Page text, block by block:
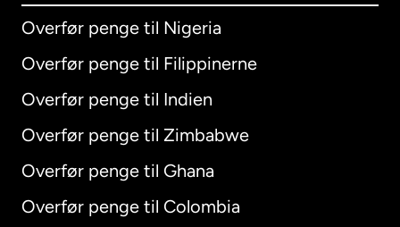
Overfør penge til Nigeria
Overfør penge til Filippinerne
Overfør penge til Indien
Overfør penge til Zimbabwe
Overfør penge til Ghana
Overfør penge til Colombia